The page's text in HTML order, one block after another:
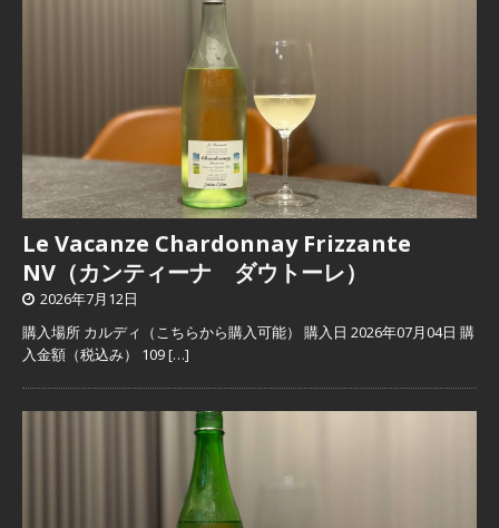
Le Vacanze Chardonnay Frizzante
NV（カンティーナ ダウトーレ）
2026年7月12日
購入場所 カルディ（こちらから購入可能） 購入日 2026年07月04日 購
入金額（税込み） 109[…]